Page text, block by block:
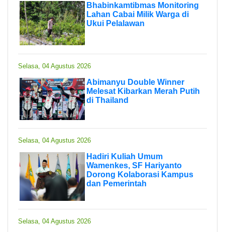
Bhabinkamtibmas Monitoring
Lahan Cabai Milik Warga di
Ukui Pelalawan
Selasa, 04 Agustus 2026
Abimanyu Double Winner
Melesat Kibarkan Merah Putih
di Thailand
Selasa, 04 Agustus 2026
Hadiri Kuliah Umum
Wamenkes, SF Hariyanto
Dorong Kolaborasi Kampus
dan Pemerintah
Selasa, 04 Agustus 2026